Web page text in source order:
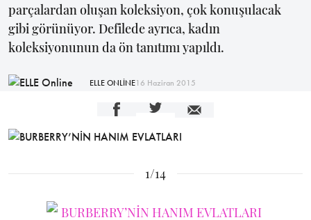
parçalardan oluşan koleksiyon, çok konuşulacak
gibi görünüyor. Defilede ayrıca, kadın
koleksiyonunun da ön tanıtımı yapıldı.
ELLE ONLİNE16 Haziran 2015
1/14